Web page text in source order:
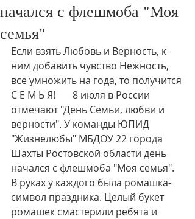
начался с флешмоба "Моя
семья"
Если взять Любовь и Верность, к
ним добавить чувство Нежность,
все умножить на года, то получится
С Е М Ь Я!       8 июля в России
отмечают "День Семьи, любви и
верности". У команды ЮПИД
"Жизнелюбы" МБДОУ 22 города
Шахты Ростовской области день
начался с флешмоба "Моя семья".
В руках у каждого была ромашка-
символ праздника. Целый букет
ромашек смастерили ребята и